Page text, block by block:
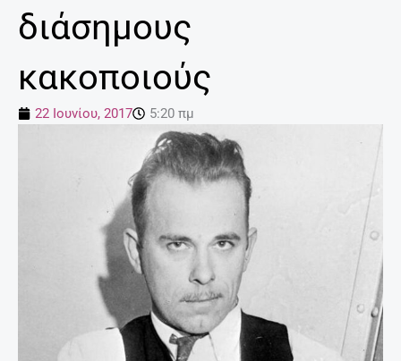
διάσημους
κακοποιούς
22 Ιουνίου, 2017 5:20 πμ